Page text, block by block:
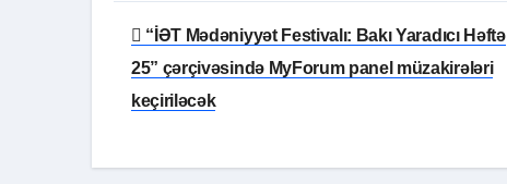
Yazı
naviqasiyası
“İƏT Mədəniyyət Festivalı: Bakı Yaradıcı Həftə
25” çərçivəsində MyForum panel müzakirələri
keçiriləcək